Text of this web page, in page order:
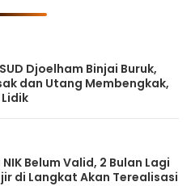
Djoelham Binjai Buruk,
dan Utang Membengkak,
Belum Valid, 2 Bulan Lagi
di Langkat Akan Terealisasi